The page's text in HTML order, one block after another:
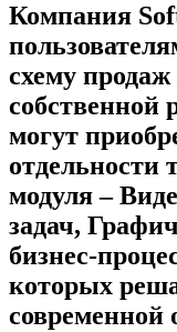
Компания
схему
собственной
могут
отдельности
модуля –
задач,
бизнес-
которых
современной